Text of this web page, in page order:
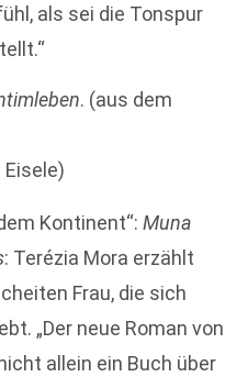
als sei die Tonspur
. (aus dem
Eisele)
Kontinent“: Muna
: Terézia Mora erzählt
Frau, die sich
„Der neue Roman von
allein ein Buch über